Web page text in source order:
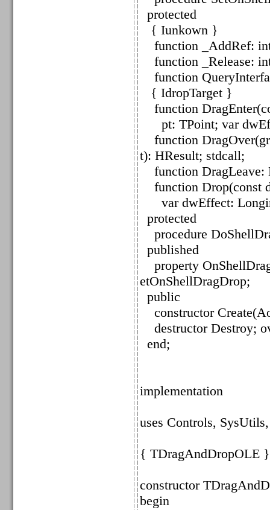
protected
{ Iunkown }
function _AddRef:
function _Release:
function
{ IdropTarget }
function
pt: TPoint; var
function
t): HResult; stdcall;
function DragLeave:
function Drop(const
var dwEffect:
protected
procedure
published
property
etOnShellDragDrop;
public
constructor
destructor Destroy;
end;
implementation
uses Controls,
{ TDragAndDropOLE }
constructor
begin